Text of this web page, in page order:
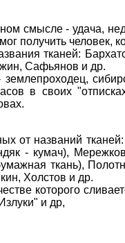
смысле - удача,
получить человек,
тканей:
Сафьянов и др.
в своих
названий тканей:
- кумач),
ткань),
Холстов и др.
которого
и др,